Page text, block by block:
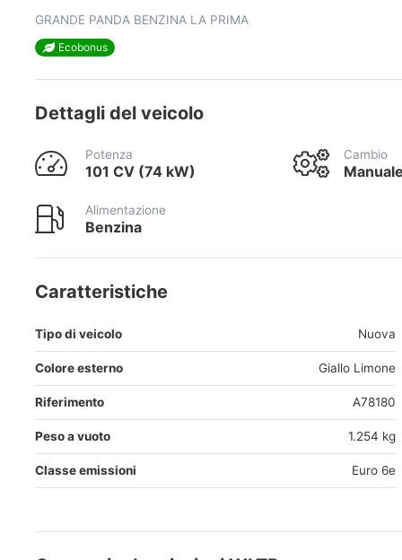
GRANDE PANDA BENZINA LA PRIMA
Ecobonus
Dettagli del veicolo
Potenza
101 CV (74 kW)
Cambio
Alimentazione
Benzina
Caratteristiche
Tipo di veicolo Nuova
Colore esterno Giallo Limone
Riferimento A78180
Peso a vuoto 1.254 kg
Classe emissioni Euro 6e